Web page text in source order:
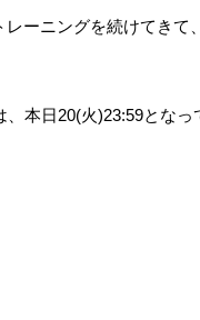
ーニングを続けてきて
本日20(火)23:59とな